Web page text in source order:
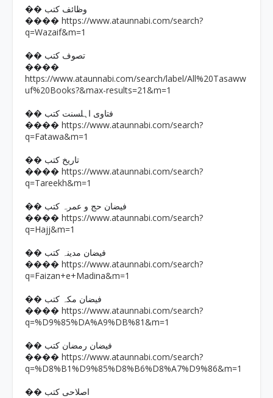
�� وظائف کتب
���� https://www.ataunnabi.com/search?
q=Wazaif&m=1
�� تصوف کتب
����
https://www.ataunnabi.com/search/label/All%20Tasaww
uf%20Books?&max-results=21&m=1
�� فتاوی اہلسنت کتب
���� https://www.ataunnabi.com/search?
q=Fatawa&m=1
�� تاریخ کتب
���� https://www.ataunnabi.com/search?
q=Tareekh&m=1
�� فیضان حج و عمرہ کتب
���� https://www.ataunnabi.com/search?
q=Hajj&m=1
�� فیضان مدینہ کتب
���� https://www.ataunnabi.com/search?
q=Faizan+e+Madina&m=1
�� فیضان مکہ کتب
���� https://www.ataunnabi.com/search?
q=%D9%85%DA%A9%DB%81&m=1
�� فیضان رمضان کتب
���� https://www.ataunnabi.com/search?
q=%D8%B1%D9%85%D8%B6%D8%A7%D9%86&m=1
�� اصلاحی کتب